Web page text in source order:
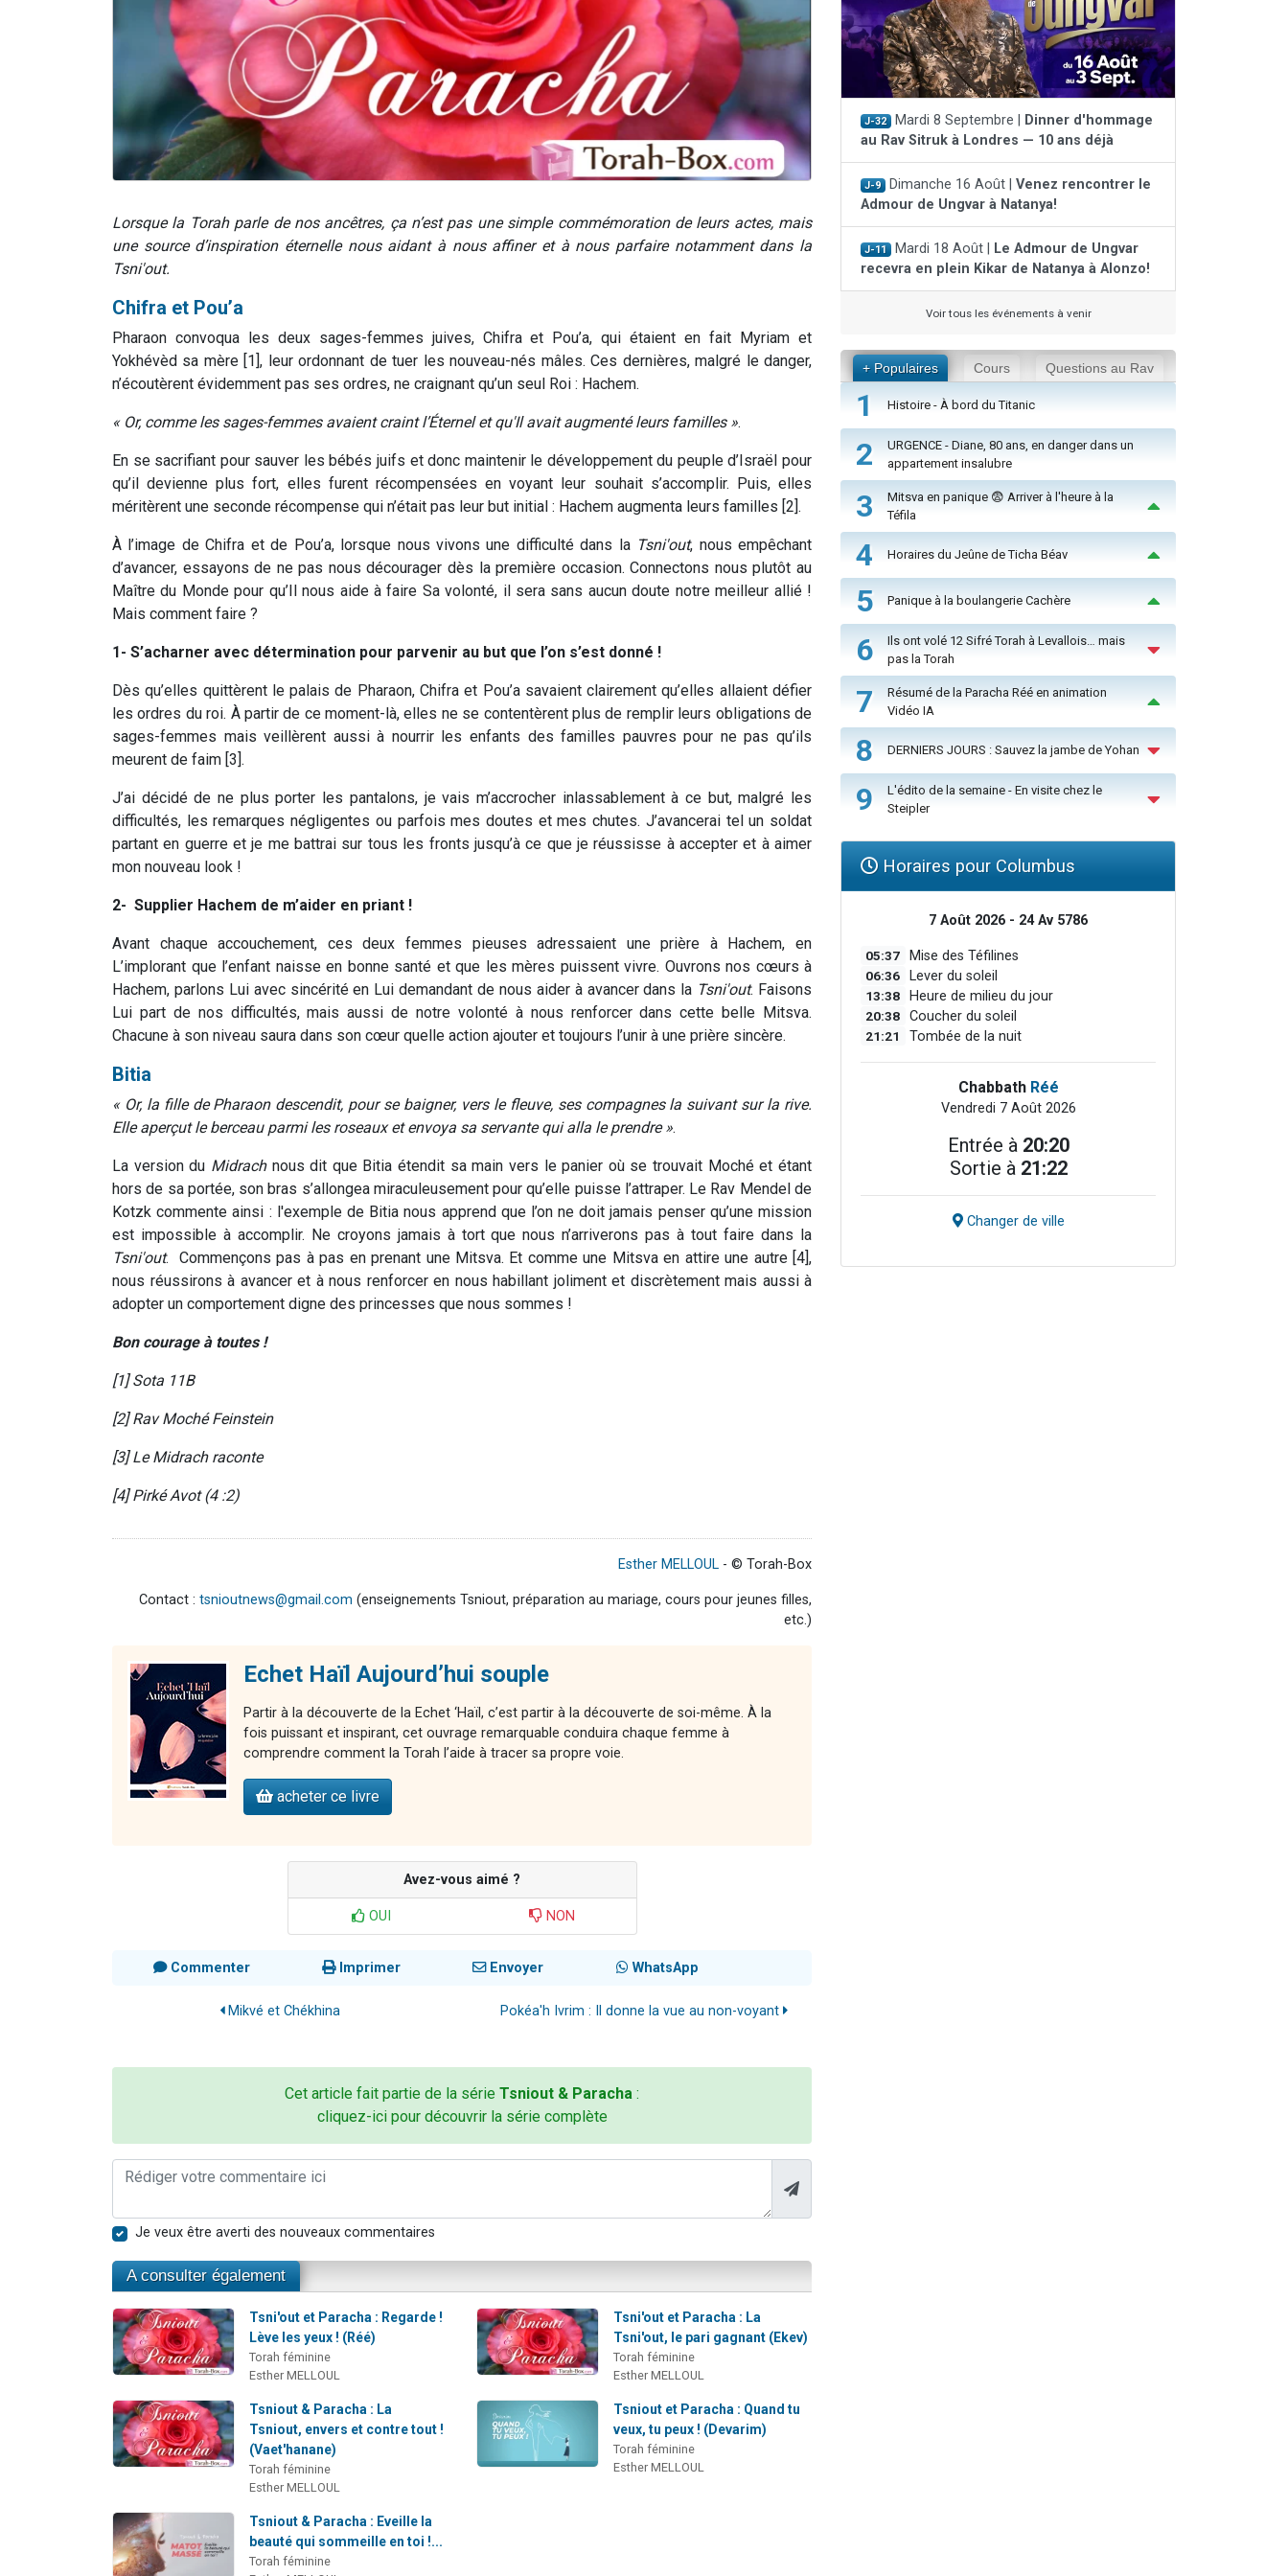
Lorsque la Torah parle de nos ancêtres, ça n’est pas une simple commémoration de leurs actes, mais
une source d’inspiration éternelle nous aidant à nous affiner et à nous parfaire notamment dans la
Tsni'out.
Chifra et Pou’a
Pharaon convoqua les deux sages-femmes juives, Chifra et Pou’a, qui étaient en fait Myriam et
Yokhévèd sa mère [1], leur ordonnant de tuer les nouveau-nés mâles. Ces dernières, malgré le danger,
n’écoutèrent évidemment pas ses ordres, ne craignant qu’un seul Roi : Hachem.
« Or, comme les sages-femmes avaient craint l’Éternel et qu'Il avait augmenté leurs familles ».
En se sacrifiant pour sauver les bébés juifs et donc maintenir le développement du peuple d’Israël pour
qu’il devienne plus fort, elles furent récompensées en voyant leur souhait s’accomplir. Puis, elles
méritèrent une seconde récompense qui n’était pas leur but initial : Hachem augmenta leurs familles [2].
À l’image de Chifra et de Pou’a, lorsque nous vivons une difficulté dans la Tsni'out, nous empêchant
d’avancer, essayons de ne pas nous décourager dès la première occasion. Connectons nous plutôt au
Maître du Monde pour qu’Il nous aide à faire Sa volonté, il sera sans aucun doute notre meilleur allié !
Mais comment faire ?
1- S’acharner avec détermination pour parvenir au but que l’on s’est donné !
Dès qu’elles quittèrent le palais de Pharaon, Chifra et Pou’a savaient clairement qu’elles allaient défier
les ordres du roi. À partir de ce moment-là, elles ne se contentèrent plus de remplir leurs obligations de
sages-femmes mais veillèrent aussi à nourrir les enfants des familles pauvres pour ne pas qu’ils
meurent de faim [3].
J’ai décidé de ne plus porter les pantalons, je vais m’accrocher inlassablement à ce but, malgré les
difficultés, les remarques négligentes ou parfois mes doutes et mes chutes. J’avancerai tel un soldat
partant en guerre et je me battrai sur tous les fronts jusqu’à ce que je réussisse à accepter et à aimer
mon nouveau look !
2- Supplier Hachem de m’aider en priant !
Avant chaque accouchement, ces deux femmes pieuses adressaient une prière à Hachem, en
L’implorant que l’enfant naisse en bonne santé et que les mères puissent vivre. Ouvrons nos cœurs à
Hachem, parlons Lui avec sincérité en Lui demandant de nous aider à avancer dans la Tsni'out. Faisons
Lui part de nos difficultés, mais aussi de notre volonté à nous renforcer dans cette belle Mitsva.
Chacune à son niveau saura dans son cœur quelle action ajouter et toujours l’unir à une prière sincère.
Bitia
« Or, la fille de Pharaon descendit, pour se baigner, vers le fleuve, ses compagnes la suivant sur la rive.
Elle aperçut le berceau parmi les roseaux et envoya sa servante qui alla le prendre ».
La version du Midrachnous dit que Bitia étendit sa main vers le panier où se trouvait Moché et étant
hors de sa portée, son bras s’allongea miraculeusement pour qu’elle puisse l’attraper. Le Rav Mendel de
Kotzk commente ainsi : l'exemple de Bitia nous apprend que l’on ne doit jamais penser qu’une mission
est impossible à accomplir. Ne croyons jamais à tort que nous n’arriverons pas à tout faire dans la
Tsni'out. Commençons pas à pas en prenant une Mitsva. Et comme une Mitsva en attire une autre [4],
nous réussirons à avancer et à nous renforcer en nous habillant joliment et discrètement mais aussi à
adopter un comportement digne des princesses que nous sommes !
Bon courage à toutes !
[1] Sota 11B
[2] Rav Moché Feinstein
[3] Le Midrach raconte
[4] Pirké Avot (4 :2)
Esther MELLOUL - © Torah-Box
Contact : tsnioutnews@gmail.com (enseignements Tsniout, préparation au mariage, cours pour jeunes filles,
etc.)
Echet Haïl Aujourd’hui souple
Partir à la découverte de la Echet ‘Haïl, c’est partir à la découverte de soi-même. À la
fois puissant et inspirant, cet ouvrage remarquable conduira chaque femme à
comprendre comment la Torah l’aide à tracer sa propre voie.
acheter ce livre
Avez-vous aimé ?
OUI NON
Commenter Imprimer Envoyer WhatsApp
Mikvé et Chékhina Pokéa'h Ivrim : Il donne la vue au non-voyant
Cet article fait partie de la série Tsniout & Paracha :
cliquez-ici pour découvrir la série complète
Je veux être averti des nouveaux commentaires
A consulter également
Tsni'out et Paracha : Regarde !
Lève les yeux ! (Réé)
Torah féminine
Esther MELLOUL
Tsni'out et Paracha : La
Tsni'out, le pari gagnant (Ekev)
Torah féminine
Esther MELLOUL
Tsniout & Paracha : La
Tsniout, envers et contre tout !
(Vaet'hanane)
Torah féminine
Esther MELLOUL
Tsniout et Paracha : Quand tu
veux, tu peux ! (Devarim)
Torah féminine
Esther MELLOUL
Tsniout & Paracha : Eveille la
beauté qui sommeille en toi !...
Torah féminine
J-32 Mardi 8 Septembre |
Dinner d'hommage
au Rav Sitruk à Londres — 10 ans déjà
J-9 Dimanche 16 Août | Venez rencontrer le
Admour de Ungvar à Natanya!
J-11 Mardi 18 Août |
Le Admour de Ungvar
recevra en plein Kikar de Natanya à Alonzo!
Voir tous les événements à venir
+ Populaires Cours Questions au Rav
1 Histoire - À bord du Titanic
2
URGENCE - Diane, 80 ans, en danger dans un
appartement insalubre
3
Mitsva en panique 😨 Arriver à l'heure à la
Téfila
4 Horaires du Jeûne de Ticha Béav
5 Panique à la boulangerie Cachère
6
Ils ont volé 12 Sifré Torah à Levallois… mais
pas la Torah
7
Résumé de la Paracha Réé en animation
Vidéo IA
8 DERNIERS JOURS : Sauvez la jambe de Yohan
9
L'édito de la semaine - En visite chez le
Steipler
Horaires pour Columbus
7 Août 2026 - 24 Av 5786
05:37 Mise des Téfilines
06:36 Lever du soleil
13:38 Heure de milieu du jour
20:38 Coucher du soleil
21:21 Tombée de la nuit
Chabbath Réé
Vendredi 7 Août 2026
Entrée à 20:20
Sortie à 21:22
Changer de ville